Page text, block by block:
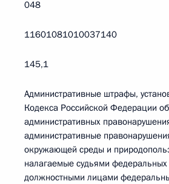
048
11601081010037140
145,1
Административные штрафы,
Кодекса Российской Федерации об
административных
административные
окружающей среды и
налагаемые судьями федеральных
должностными лицами